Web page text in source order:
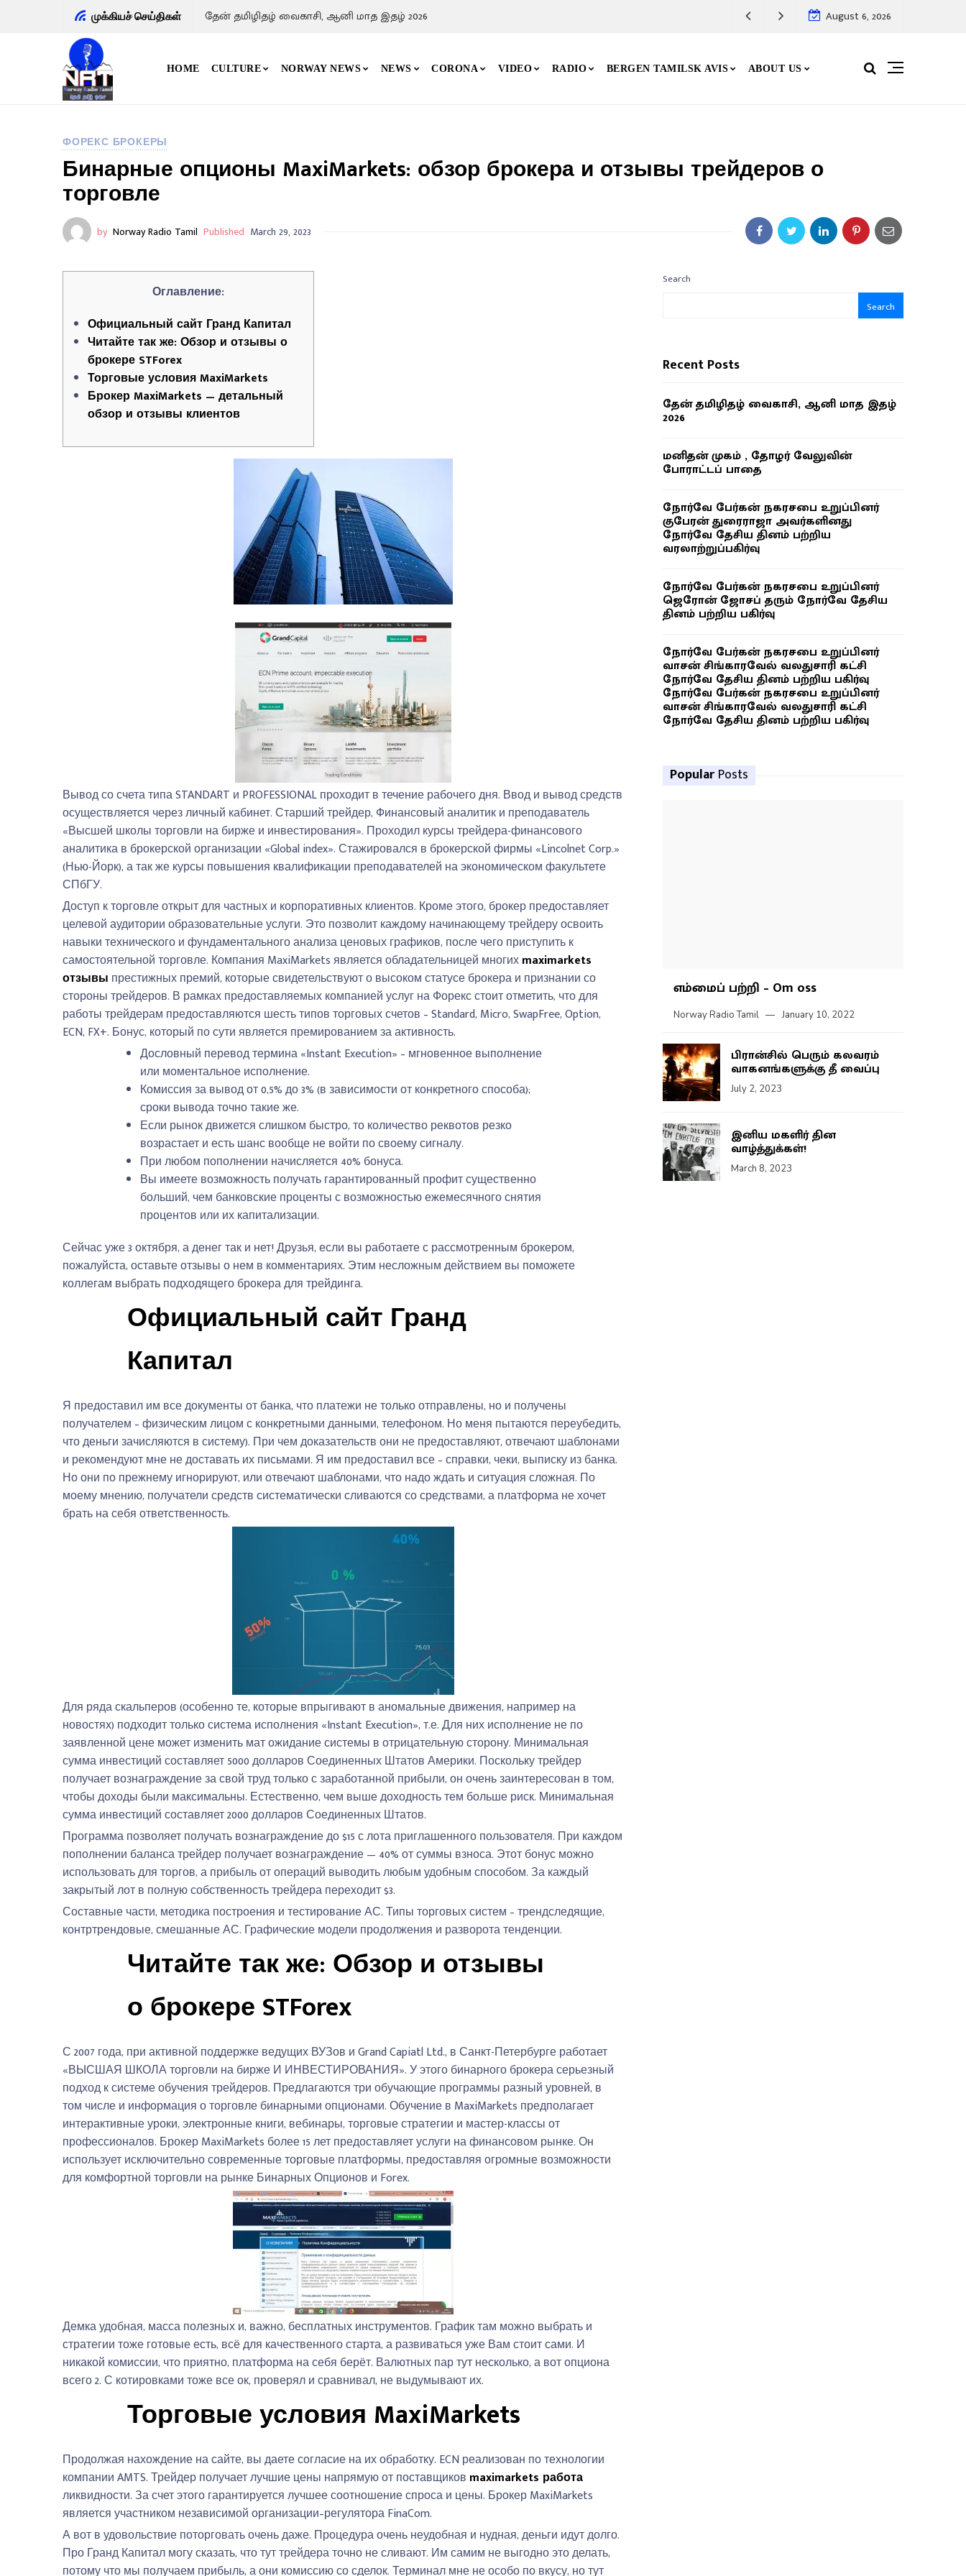
முக்கியச் செய்திகள் மனிதன் முகம் , தோழர் வேலுவின் போராட்டப் பாதை August 6, 2026
HOME CULTURE NORWAY NEWS NEWS CORONA VIDEO RADIO BERGEN TAMILSK AVIS ABOUT US
ФОРЕКС БРОКЕРЫ
Бинарные опционы MaxiMarkets: обзор брокера и отзывы трейдеров о
торговле
by Norway Radio Tamil Published March 29, 2023
Оглавление:
Официальный сайт Гранд Капитал
Читайте так же: Обзор и отзывы о
брокере STForex
Торговые условия MaxiMarkets
Брокер MaxiMarkets — детальный
обзор и отзывы клиентов
Вывод со счета типа STANDART и PROFESSIONAL проходит в течение рабочего дня. Ввод и вывод средств
осуществляется через личный кабинет. Старший трейдер, Финансовый аналитик и преподаватель
«Высшей школы торговли на бирже и инвестирования». Проходил курсы трейдера-финансового
аналитика в брокерской организации «Global index». Стажировался в брокерской фирмы «Lincolnet Corp.»
(Нью-Йорк), а так же курсы повышения квалификации преподавателей на экономическом факультете
СПбГУ.
Доступ к торговле открыт для частных и корпоративных клиентов. Кроме этого, брокер предоставляет
целевой аудитории образовательные услуги. Это позволит каждому начинающему трейдеру освоить
навыки технического и фундаментального анализа ценовых графиков, после чего приступить к
самостоятельной торговле. Компания MaxiMarkets является обладательницей многихmaximarkets
отзывы престижных премий, которые свидетельствуют о высоком статусе брокера и признании со
стороны трейдеров. В рамках предоставляемых компанией услуг на Форекс стоит отметить, что для
работы трейдерам предоставляются шесть типов торговых счетов – Standard, Micro, SwapFree, Option,
ECN, FX+. Бонус, который по сути является премированием за активность.
Дословный перевод термина «Instant Execution» – мгновенное выполнение
или моментальное исполнение.
Комиссия за вывод от 0,5% до 3% (в зависимости от конкретного способа);
сроки вывода точно такие же.
Если рынок движется слишком быстро, то количество реквотов резко
возрастает и есть шанс вообще не войти по своему сигналу.
При любом пополнении начисляется 40% бонуса.
Вы имеете возможность получать гарантированный профит существенно
больший, чем банковские проценты с возможностью ежемесячного снятия
процентов или их капитализации.
Сейчас уже 3 октября, а денег так и нет! Друзья, если вы работаете с рассмотренным брокером,
пожалуйста, оставьте отзывы о нем в комментариях. Этим несложным действием вы поможете
коллегам выбрать подходящего брокера для трейдинга.
Официальный сайт Гранд
Капитал
Я предоставил им все документы от банка, что платежи не только отправлены, но и получены
получателем – физическим лицом с конкретными данными, телефоном. Но меня пытаются переубедить,
что деньги зачисляются в систему). При чем доказательств они не предоставляют, отвечают шаблонами
и рекомендуют мне не доставать их письмами. Я им предоставил все – справки, чеки, выписку из банка.
Но они по прежнему игнорируют, или отвечают шаблонами, что надо ждать и ситуация сложная. По
моему мнению, получатели средств систематически сливаются со средствами, а платформа не хочет
брать на себя ответственность.
Для ряда скальперов (особенно те, которые впрыгивают в аномальные движения, например на
новостях) подходит только система исполнения «Instant Execution», т.е. Для них исполнение не по
заявленной цене может изменить мат ожидание системы в отрицательную сторону. Минимальная
сумма инвестиций составляет 5000 долларов Соединенных Штатов Америки. Поскольку трейдер
получает вознаграждение за свой труд только с заработанной прибыли, он очень заинтересован в том,
чтобы доходы были максимальны. Естественно, чем выше доходность тем больше риск. Минимальная
сумма инвестиций составляет 2000 долларов Соединенных Штатов.
Программа позволяет получать вознаграждение до $15 с лота приглашенного пользователя. При каждом
пополнении баланса трейдер получает вознаграждение — 40% от суммы взноса. Этот бонус можно
использовать для торгов, а прибыль от операций выводить любым удобным способом. За каждый
закрытый лот в полную собственность трейдера переходит $3.
Составные части, методика построения и тестирование АС. Типы торговых систем – трендследящие,
контртрендовые, смешанные АС. Графические модели продолжения и разворота тенденции.
Читайте так же: Обзор и отзывы
о брокере STForex
С 2007 года, при активной поддержке ведущих ВУЗов и Grand Capiatl Ltd., в Санкт-Петербурге работает
«ВЫСШАЯ ШКОЛА торговли на бирже И ИНВЕСТИРОВАНИЯ». У этого бинарного брокера серьезный
подход к системе обучения трейдеров. Предлагаются три обучающие программы разный уровней, в
том числе и информация о торговле бинарными опционами. Обучение в MaxiMarkets предполагает
интерактивные уроки, электронные книги, вебинары, торговые стратегии и мастер-классы от
профессионалов. Брокер MaxiMarkets более 15 лет предоставляет услуги на финансовом рынке. Он
использует исключительно современные торговые платформы, предоставляя огромные возможности
для комфортной торговли на рынке Бинарных Опционов и Forex.
Демка удобная, масса полезных и, важно, бесплатных инструментов. График там можно выбрать и
стратегии тоже готовые есть, всё для качественного старта, а развиваться уже Вам стоит сами. И
никакой комиссии, что приятно, платформа на себя берёт. Валютных пар тут несколько, а вот опциона
всего 2. С котировками тоже все ок, проверял и сравнивал, не выдумывают их.
Торговые условия MaxiMarkets
Продолжая нахождение на сайте, вы даете согласие на их обработку. ECN реализован по технологии
компании AMTS. Трейдер получает лучшие цены напрямую от поставщиков maximarkets работа
ликвидности. За счет этого гарантируется лучшее соотношение спроса и цены. Брокер MaxiMarkets
является участником независимой организации–регулятора FinaCom.
А вот в удовольствие поторговать очень даже. Процедура очень неудобная и нудная, деньги идут долго.
Про Гранд Капитал могу сказать, что тут трейдера точно не сливают. Им самим не выгодно это делать,
потому что мы получаем прибыль, а они комиссию со сделок. Терминал мне не особо по вкусу, но тут
Search
Search
Recent Posts
தேன் தமிழிதழ் வைகாசி, ஆனி மாத இதழ்
2026
மனிதன் முகம் , தோழர் வேலுவின்
போராட்டப் பாதை
நோர்வே பேர்கன் நகரசபை உறுப்பினர்
குபேரன் துரைராஜா அவர்களினது
நோர்வே தேசிய தினம் பற்றிய
வரலாற்றுப்பகிர்வு
நோர்வே பேர்கன் நகரசபை உறுப்பினர்
ஜெரோன் ஜோசப் தரும் நோர்வே தேசிய
தினம் பற்றிய பகிர்வு
நோர்வே பேர்கன் நகரசபை உறுப்பினர்
வாசன் சிங்காரவேல் வலதுசாரி கட்சி
நோர்வே தேசிய தினம் பற்றிய பகிர்வு
நோர்வே பேர்கன் நகரசபை உறுப்பினர்
வாசன் சிங்காரவேல் வலதுசாரி கட்சி
நோர்வே தேசிய தினம் பற்றிய பகிர்வு
Popular Posts
எம்மைப் பற்றி – Om oss
Norway Radio Tamil January 10, 2022
பிரான்சில் பெரும் கலவரம்
வாகனங்களுக்கு தீ வைப்பு
July 2, 2023
இனிய மகளிர் தின
வாழ்த்துக்கள்!
March 8, 2023